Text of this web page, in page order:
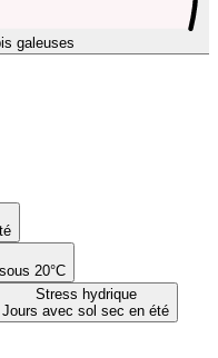
galeuses
20°C
Stress hydrique
Jours avec sol sec en été